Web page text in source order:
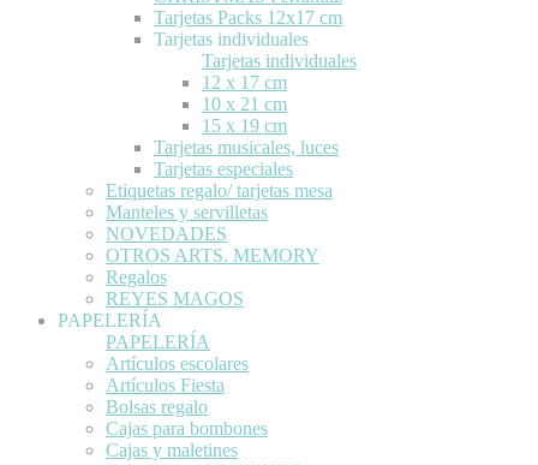
Tarjetas Packs 12x17 cm
Tarjetas individuales
Tarjetas individuales
12 x 17 cm
10 x 21 cm
15 x 19 cm
Tarjetas musicales, luces
Tarjetas especiales
Etiquetas regalo/ tarjetas mesa
Manteles y servilletas
NOVEDADES
OTROS ARTS. MEMORY
Regalos
REYES MAGOS
PAPELERÍA
PAPELERÍA
Artículos escolares
Artículos Fiesta
Bolsas regalo
Cajas para bombones
Cajas y maletines